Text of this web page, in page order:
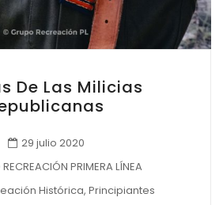
De Las Milicias
29 julio 2020
PRIMERA LÍNEA
Histórica, Principiantes